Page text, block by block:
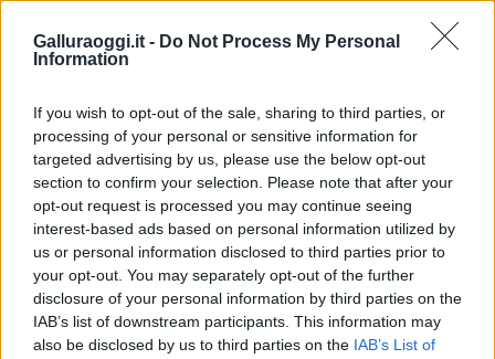
Galluraoggi.it - Do Not Process My Personal
Information
If you wish to opt-out of the sale, sharing to third parties, or
processing of your personal or sensitive information for
targeted advertising by us, please use the below opt-out
section to confirm your selection. Please note that after your
opt-out request is processed you may continue seeing
interest-based ads based on personal information utilized by
us or personal information disclosed to third parties prior to
your opt-out. You may separately opt-out of the further
disclosure of your personal information by third parties on the
IAB’s list of downstream participants. This information may
also be disclosed by us to third parties on the IAB’s List of
Porto Rotondo ospita la grande sfida della vela
nell’estate 2026
Controlli all’aeroporto di Olbia, sequestrati
caviale e sabbia rubata
Migliori cliniche di estetica medicale avanzata
in Europa: classifica dei 5 centri di riferimento
pe…